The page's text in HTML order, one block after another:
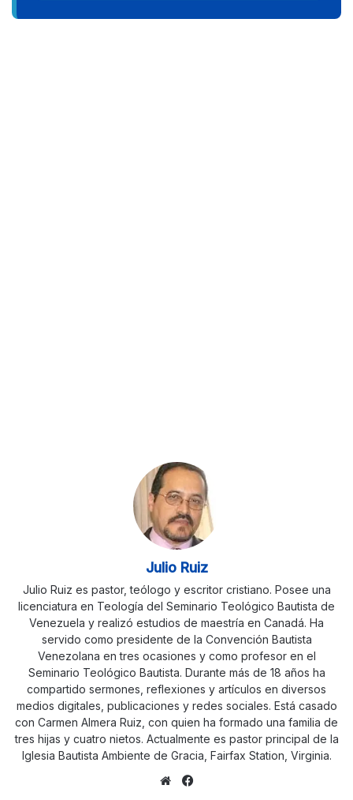
Julio Ruiz
Julio Ruiz es pastor, teólogo y escritor cristiano. Posee una
licenciatura en Teología del Seminario Teológico Bautista de
Venezuela y realizó estudios de maestría en Canadá. Ha
servido como presidente de la Convención Bautista
Venezolana en tres ocasiones y como profesor en el
Seminario Teológico Bautista. Durante más de 18 años ha
compartido sermones, reflexiones y artículos en diversos
medios digitales, publicaciones y redes sociales. Está casado
con Carmen Almera Ruiz, con quien ha formado una familia de
tres hijas y cuatro nietos. Actualmente es pastor principal de la
Iglesia Bautista Ambiente de Gracia, Fairfax Station, Virginia.
Sitio